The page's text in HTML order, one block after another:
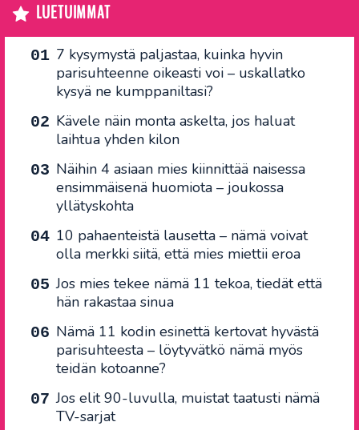
LUETUIMMAT
7 kysymystä paljastaa, kuinka hyvin
parisuhteenne oikeasti voi – uskallatko
kysyä ne kumppaniltasi?
Kävele näin monta askelta, jos haluat
laihtua yhden kilon
Näihin 4 asiaan mies kiinnittää naisessa
ensimmäisenä huomiota – joukossa
yllätyskohta
10 pahaenteistä lausetta – nämä voivat
olla merkki siitä, että mies miettii eroa
Jos mies tekee nämä 11 tekoa, tiedät että
hän rakastaa sinua
Nämä 11 kodin esinettä kertovat hyvästä
parisuhteesta – löytyvätkö nämä myös
teidän kotoanne?
Jos elit 90-luvulla, muistat taatusti nämä
TV-sarjat